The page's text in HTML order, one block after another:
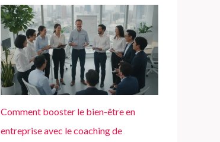
Comment booster le bien-être en
entreprise avec le coaching de